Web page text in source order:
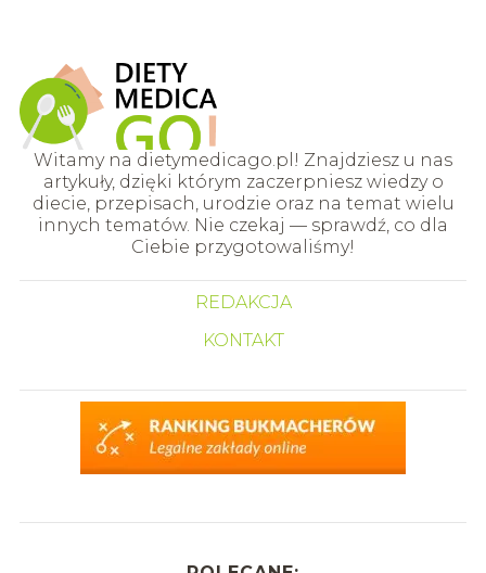
Witamy na dietymedicago.pl! Znajdziesz u nas
artykuły, dzięki którym zaczerpniesz wiedzy o
diecie, przepisach, urodzie oraz na temat wielu
innych tematów. Nie czekaj — sprawdź, co dla
Ciebie przygotowaliśmy!
REDAKCJA
KONTAKT